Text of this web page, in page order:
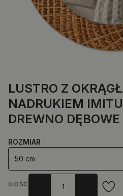
LUSTRO Z
NADRUKIEM
DREWNO DĘBOWE
ROZMIAR
50 cm
ILOŚĆ